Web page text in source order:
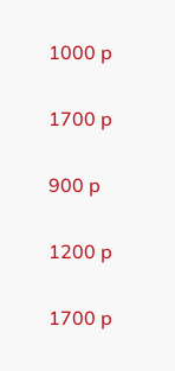
1000 р
1700 р
900 р
1200 р
1700 р